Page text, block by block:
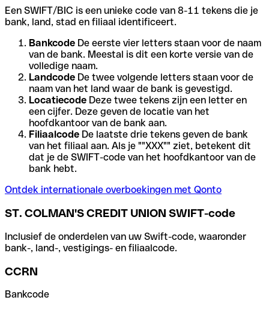
Een SWIFT/BIC is een unieke code van 8-11 tekens die je
bank, land, stad en filiaal identificeert.
Bankcode De eerste vier letters staan voor de naam
van de bank. Meestal is dit een korte versie van de
volledige naam.
Landcode De twee volgende letters staan voor de
naam van het land waar de bank is gevestigd.
Locatiecode Deze twee tekens zijn een letter en
een cijfer. Deze geven de locatie van het
hoofdkantoor van de bank aan.
Filiaalcode De laatste drie tekens geven de bank
van het filiaal aan. Als je ""XXX"" ziet, betekent dit
dat je de SWIFT-code van het hoofdkantoor van de
bank hebt.
Ontdek internationale overboekingen met Qonto
ST. COLMAN'S CREDIT UNION SWIFT-code
Inclusief de onderdelen van uw Swift-code, waaronder
bank-, land-, vestigings- en filiaalcode.
CCRN
Bankcode